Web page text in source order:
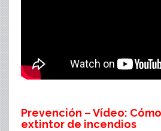
Prevención – Vídeo:
extintor de incendios